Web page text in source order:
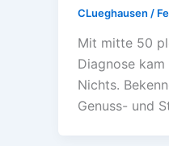
CLueghausen /
Mit mitte 50
Diagnose
Nichts.
Genuss- und